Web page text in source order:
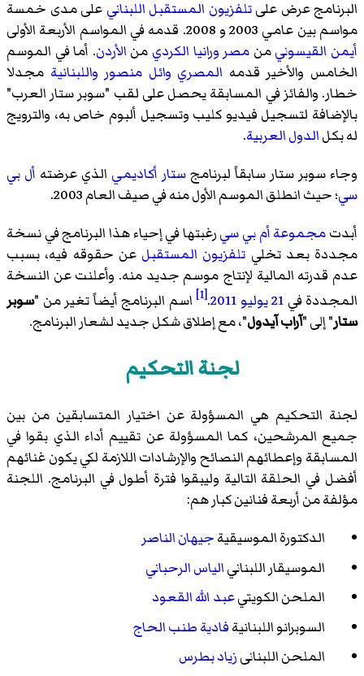
البرنامج عرض علىتلفزيون المستقبل اللبناني على مدى خمسة
مواسم بين عامي 2003 و 2008. قدمه في المواسم الأربعة الأولى
أيمن القيسونيمن مصر ورانيا الكردي من الأردن. أما في الموسم
الخامس والأخير قدمه المصري وائل منصور واللبنانية مجدلا
خطار. والفائز في المسابقة يحصل على لقب "سوبر ستار العرب"
بالإضافة لتسجيل فيديو كليب وتسجيل ألبوم خاص به، والترويج
له بكلالدول العربية.
وجاء سوبر ستار سابقاً لبرنامجستار أكاديمي الذي عرضته أل بي
سي؛ حيث انطلق الموسم الأول منه في صيف العام 2003.
أبدتمجموعة أم بي سيرغبتها في إحياء هذا البرنامج في نسخة
مجددة بعد تخلي تلفزيون المستقبل عن حقوقه فيه، بسبب
عدم قدرته المالية لإنتاج موسم جديد منه. وأعلنت عن النسخة
المجددة في 21 يوليو 2011
.
[1] اسم البرنامج أيضاً تغير من "سوبر
ستار" إلى "آراب آيدول"، مع إطلاق شكل جديد لشعار البرنامج.
لجنة التحكيم
لجنة التحكيم هي المسؤولة عن اختيار المتسابقين من بين
جميع المرشحين، كما المسؤولة عن تقييم أداء الذي بقوا في
المسابقة وإعطائهم النصائح والإرشادات اللازمة لكي يكون غنائهم
أفضل في الحلقة التالية وليبقوا فترة أطول في البرنامج. اللجنة
مؤلفة من أربعة فنانين كبار هم:
الدكتورة الموسيقيةجيهان الناصر
الموسيقار اللبنانيالياس الرحباني
الملحن الكويتيعبد الله القعود
السوبرانو اللبنانيةفادية طنب الحاج
الملحن اللبنانىزياد بطرس